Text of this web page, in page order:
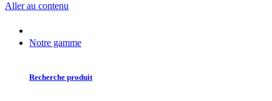
Aller au contenu
Notre gamme
Recherche produit